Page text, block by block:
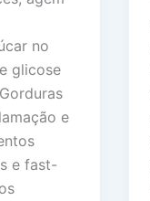
no
glicose
e
e fast-